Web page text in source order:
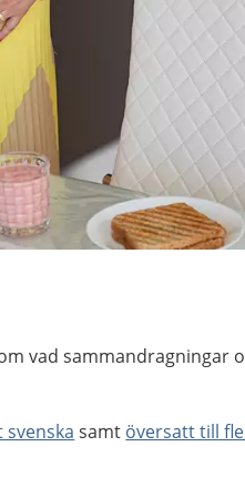
vad sammandragningar
svenska samt översatt till